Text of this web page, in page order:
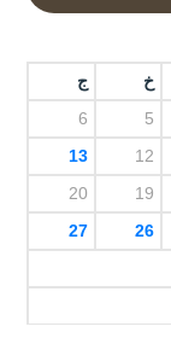
خ ج
5
6
12
13
19
20
26
27